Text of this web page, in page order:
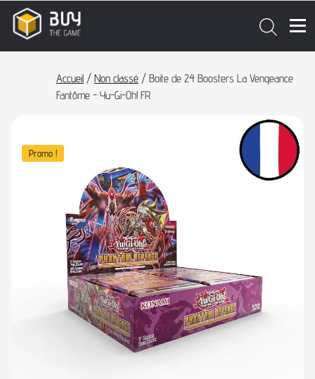
Accueil / Non classé / Boite de 24 Boosters La Vengeance
Fantôme - Yu-Gi-Oh! FR
Promo !